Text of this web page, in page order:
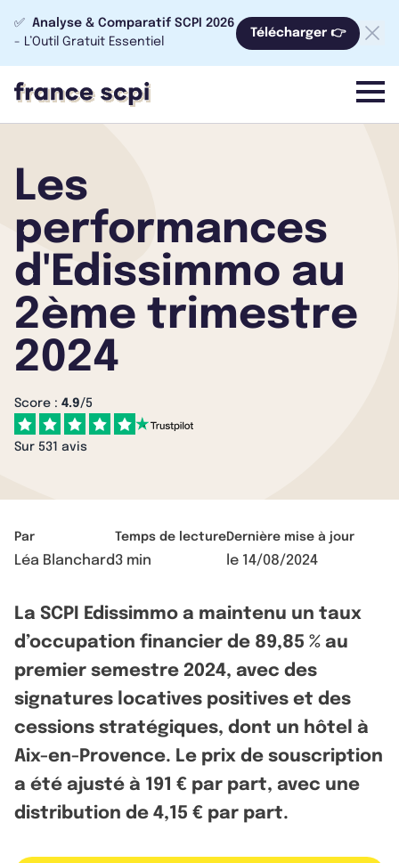
✅ Analyse & Comparatif SCPI 2026
- L’Outil Gratuit Essentiel
Télécharger 👉
menu
Les
performances
d'Edissimmo au
2ème trimestre
2024
Score : 4.9/5
Sur 531 avis
Par
Léa Blanchard
Temps de lecture
3 min
Dernière mise à jour
le 14/08/2024
La SCPI Edissimmo a maintenu un taux
d’occupation financier de 89,85 % au
premier semestre 2024, avec des
signatures locatives positives et des
cessions stratégiques, dont un hôtel à
Aix-en-Provence. Le prix de souscription
a été ajusté à 191 € par part, avec une
distribution de 4,15 € par part.